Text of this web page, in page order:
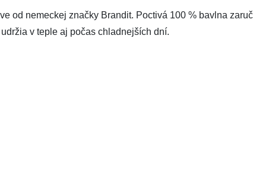
od nemeckej značky Brandit. Poctivá 100 % bavlna
v teple aj počas chladnejších dní.